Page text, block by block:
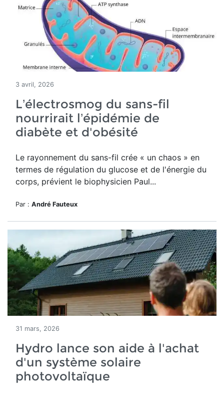
3 avril, 2026
L’électrosmog du sans-fil
nourrirait l’épidémie de
diabète et d'obésité
Le rayonnement du sans-fil crée « un chaos » en
termes de régulation du glucose et de l'énergie du
corps, prévient le biophysicien Paul...
Par : André Fauteux
31 mars, 2026
Hydro lance son aide à l'achat
d'un système solaire
photovoltaïque